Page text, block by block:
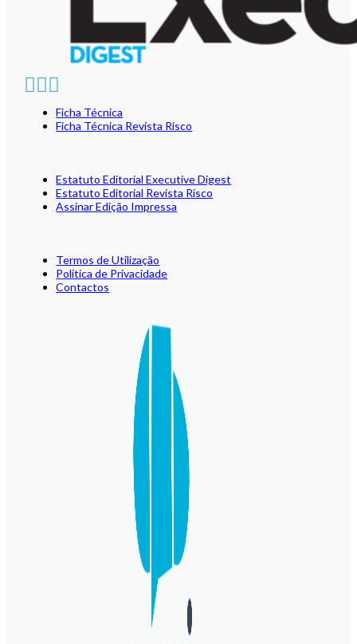
Ficha Técnica
Ficha Técnica Revista Risco
Estatuto Editorial Executive Digest
Estatuto Editorial Revista Risco
Assinar Edição Impressa
Termos de Utilização
Política de Privacidade
Contactos